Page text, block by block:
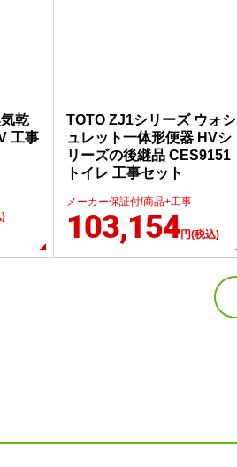
乾
工事
)
TOTO ZJ1シリーズ ウォシ
ュレット一体形便器 HVシ
リーズの後継品 CES9151
トイレ 工事セット
メーカー保証付!商品+工事
103,154円(税込)